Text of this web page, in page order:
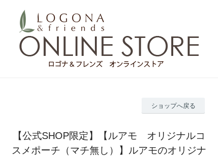
ショップへ戻る
【公式SHOP限定】【ルアモ オリジナルコ
スメポーチ（マチ無し）】ルアモのオリジナ